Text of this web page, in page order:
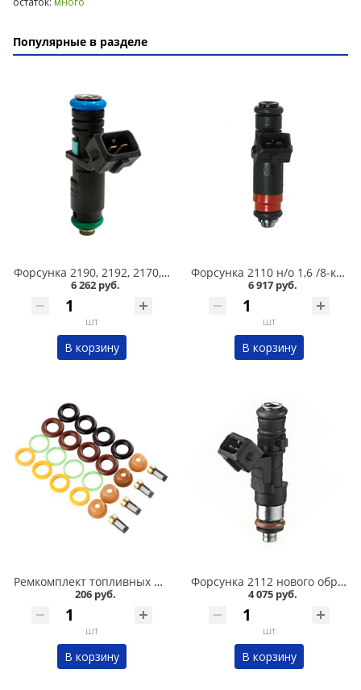
Популярные в разделе
Форсунка 2190, 2192, 2170, 2180 Vesta, Datsun 8 кл /72370/ /1118-1132010-20/, Siemens в Кургане
6 262 руб.
шт
В корзину
Форсунка 2110 н/о 1,6 /8-клап/ №20734 Siemens/Continental в Кургане
6 917 руб.
шт
В корзину
Ремкомплект топливных форсунок /универсальный/, к-т в Кургане
206 руб.
шт
В корзину
Форсунка 2112 нового образца, 1,6 /16 клап/"Bosch" №8022 в Кургане
4 075 руб.
шт
В корзину